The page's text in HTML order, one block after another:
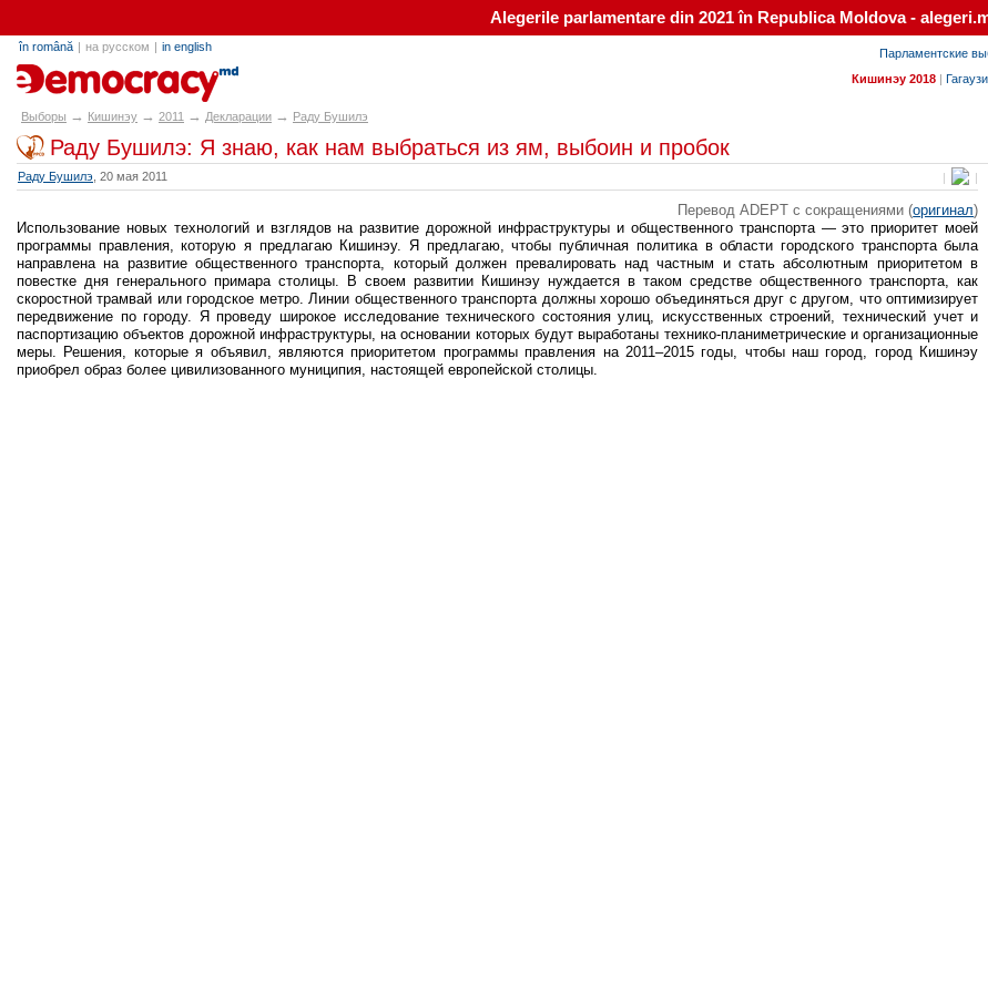
Alegerile parlamentare din 2021 în Republica Moldova -
Парламентские
Кишинэу 2018 |
în română | на русском | in english
alegeri.md
Выборы → Кишинэу → 2011 → Декларации → Раду Бушилэ
Раду Бушилэ: Я знаю, как нам выбраться из ям, выбоин и пробок
| |
Раду Бушилэ , 20 мая 2011
Перевод ADEPT с сокращениями (оригинал)
Использование новых технологий и взглядов на развитие дорожной инфраструктуры и общественного транспорта — это приоритет моей
программы правления, которую я предлагаю Кишинэу. Я предлагаю, чтобы публичная политика в области городского транспорта была
направлена на развитие общественного транспорта, который должен превалировать над частным и стать абсолютным приоритетом в
повестке дня генерального примара столицы. В своем развитии Кишинэу нуждается в таком средстве общественного транспорта, как
скоростной трамвай или городское метро. Линии общественного транспорта должны хорошо объединяться друг с другом, что оптимизирует
передвижение по городу. Я проведу широкое исследование технического состояния улиц, искусственных строений, технический учет и
паспортизацию объектов дорожной инфраструктуры, на основании которых будут выработаны технико-планиметрические и организационные
меры. Решения, которые я объявил, являются приоритетом программы правления на 2011–2015 годы, чтобы наш город, город Кишинэу
приобрел образ более цивилизованного муниципия, настоящей европейской столицы.